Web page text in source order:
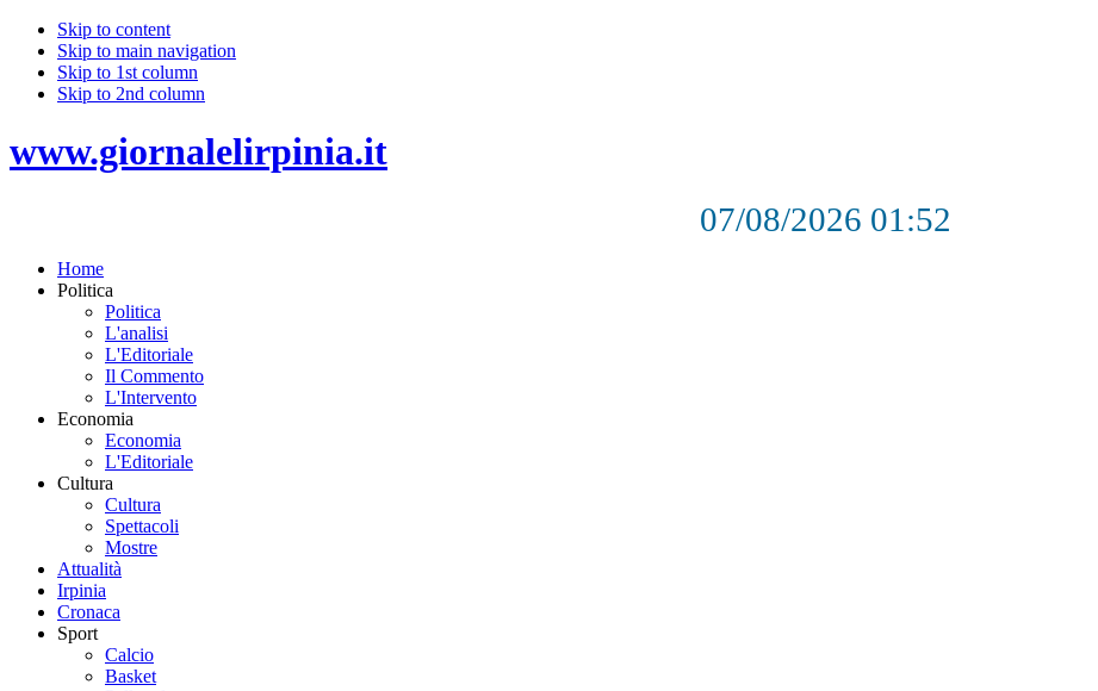
Skip to content
Skip to main navigation
Skip to 1st column
Skip to 2nd column
www.giornalelirpinia.it
07/08/2026 01:52
Home
Politica
Politica
L'analisi
L'Editoriale
Il Commento
L'Intervento
Economia
Economia
L'Editoriale
Cultura
Cultura
Spettacoli
Mostre
Attualità
Irpinia
Cronaca
Sport
Calcio
Basket